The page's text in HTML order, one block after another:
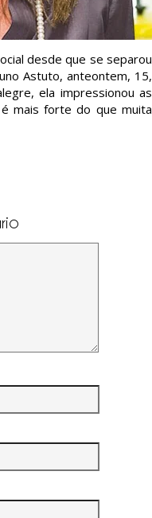
desde que se separou
Astuto, anteontem, 15,
ela impressionou as
mais forte do que muita